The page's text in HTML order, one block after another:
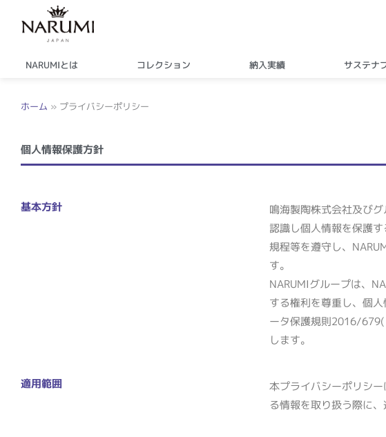
NARUMIとは コレクション 納入実績 サステナ
ホーム » プライバシーポリシー
個人情報保護方針
基本方針 鳴海製陶株式会社及び
認識し個人情報を保護
規程等を遵守し、
す。
NARUMIグループは、
する権利を尊重し、個
ータ保護規則2016/679(
します。
適用範囲 本プライバシーポリシー
る情報を取り扱う際に